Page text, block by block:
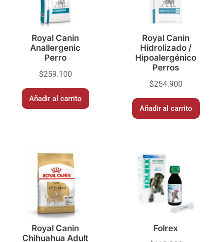
Royal Canin
Anallergenic
Perro
$259.100
Añadir al carrito
Royal Canin
Hidrolizado /
Hipoalergénico
Perros
$254.900
Añadir al carrito
Royal Canin
Chihuahua Adult
Folrex